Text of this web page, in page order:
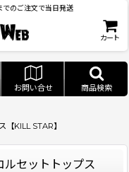
でのご注文で当日発送
カート
お問い合せ 商品検索
【KILL STAR】
セットトップス